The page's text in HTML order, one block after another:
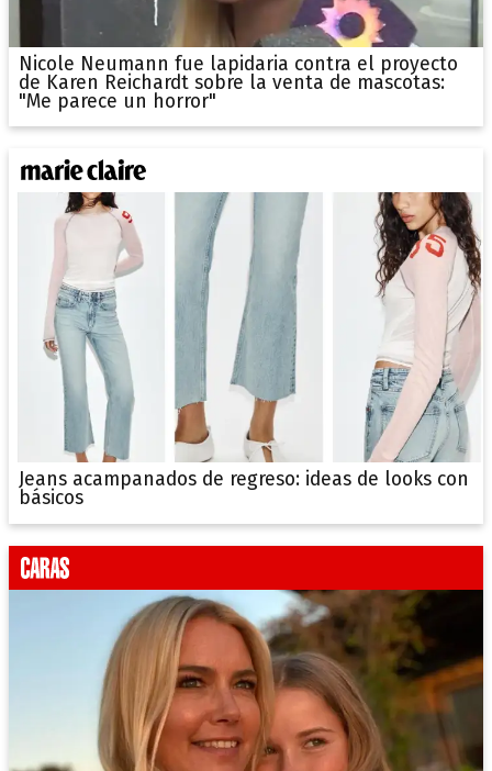
Nicole Neumann fue lapidaria contra el proyecto
de Karen Reichardt sobre la venta de mascotas:
"Me parece un horror"
Jeans acampanados de regreso: ideas de looks con
básicos